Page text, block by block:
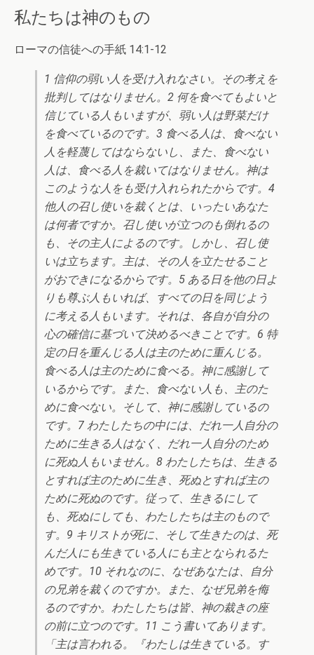
私たちは神のもの
ローマの信徒への手紙 14:1-12
1 信仰の弱い人を受け入れなさい。その考えを
批判してはなりません。2 何を食べてもよいと
信じている人もいますが、弱い人は野菜だけ
を食べているのです。3 食べる人は、食べない
人を軽蔑してはならないし、また、食べない
人は、食べる人を裁いてはなりません。神は
このような人をも受け入れられたからです。4
他人の召し使いを裁くとは、いったいあなた
は何者ですか。召し使いが立つのも倒れるの
も、その主人によるのです。しかし、召し使
いは立ちます。主は、その人を立たせること
がおできになるからです。5 ある日を他の日よ
りも尊ぶ人もいれば、すべての日を同じよう
に考える人もいます。それは、各自が自分の
心の確信に基づいて決めるべきことです。6 特
定の日を重んじる人は主のために重んじる。
食べる人は主のために食べる。神に感謝して
いるからです。また、食べない人も、主のた
めに食べない。そして、神に感謝しているの
です。7 わたしたちの中には、だれ一人自分の
ために生きる人はなく、だれ一人自分のため
に死ぬ人もいません。8 わたしたちは、生きる
とすれば主のために生き、死ぬとすれば主の
ために死ぬのです。従って、生きるにして
も、死ぬにしても、わたしたちは主のもので
す。9 キリストが死に、そして生きたのは、死
んだ人にも生きている人にも主となられるた
めです。10 それなのに、なぜあなたは、自分
の兄弟を裁くのですか。また、なぜ兄弟を侮
るのですか。わたしたちは皆、神の裁きの座
の前に立つのです。11 こう書いてあります。
「主は言われる。『わたしは生きている。す